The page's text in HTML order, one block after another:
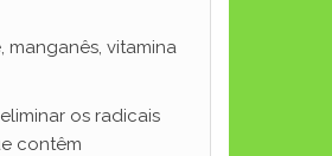
vitamina
os radicais
contêm